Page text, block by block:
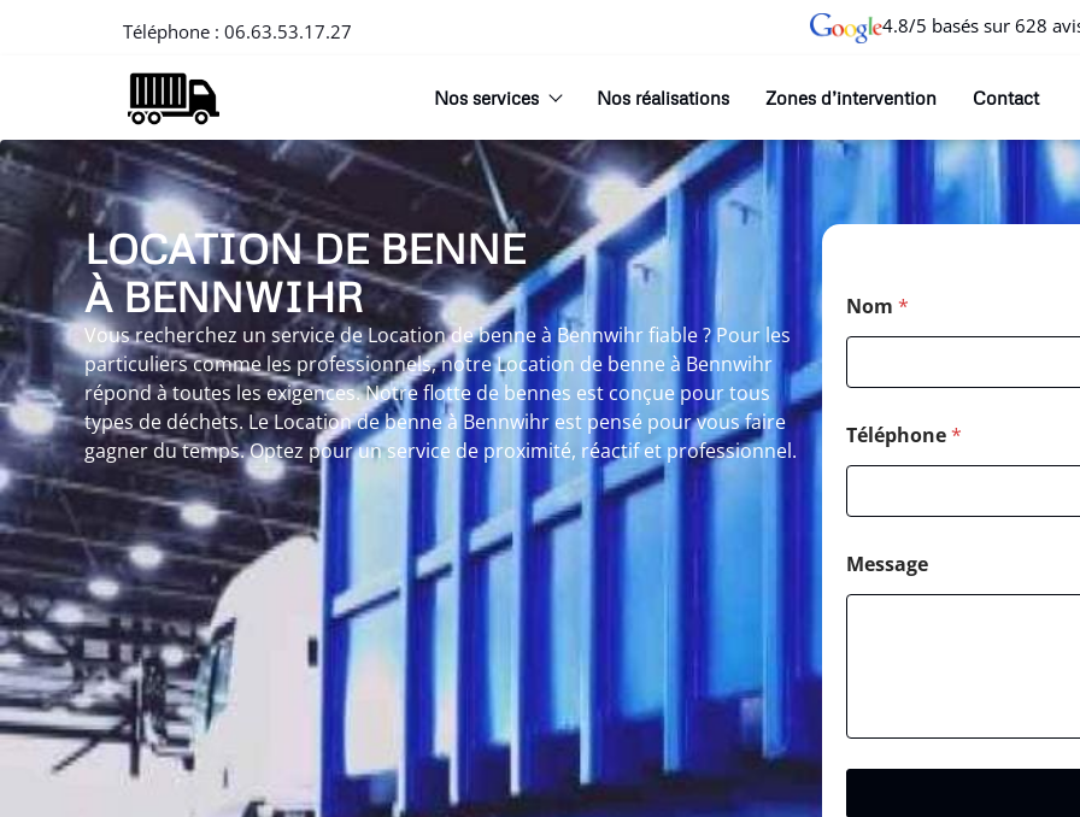
Téléphone : 06.63.53.17.27 4.8/5 basés sur 628
Nos services Nos réalisations Zones d’intervention Contact
LOCATION DE BENNE
À BENNWIHR
Vous recherchez un service de Location de benne à Bennwihr fiable ? Pour les
particuliers comme les professionnels, notre Location de benne à Bennwihr
répond à toutes les exigences. Notre flotte de bennes est conçue pour tous
types de déchets. Le Location de benne à Bennwihr est pensé pour vous faire
gagner du temps. Optez pour un service de proximité, réactif et professionnel.
Nom *
Téléphone*
Message